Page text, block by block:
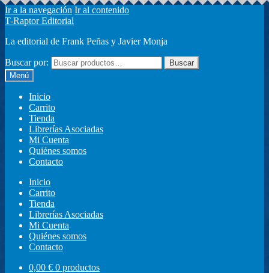
Ir a la navegación Ir al contenido
T-Raptor Editorial
La editorial de Frank Peñas y Javier Monja
Buscar por:
Buscar
Menú
Inicio
Carrito
Tienda
Librerías Asociadas
Mi Cuenta
Quiénes somos
Contacto
Inicio
Carrito
Tienda
Librerías Asociadas
Mi Cuenta
Quiénes somos
Contacto
0,00 € 0 productos